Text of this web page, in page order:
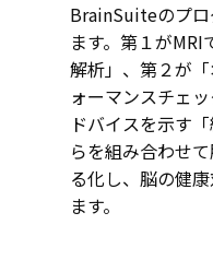
BrainSuiteのプロ
ます。第１が
解析」、第２が
ォーマンスチェ
ドバイスを示す
らを組み合わせ
る化し、脳の健
ます。